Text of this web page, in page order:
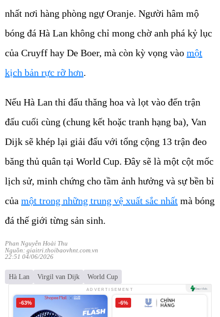
nhất nơi hàng phòng ngự Oranje. Người hâm mộ
bóng đá Hà Lan không chỉ mong chờ anh phá kỷ lục
của Cruyff hay De Boer, mà còn kỳ vọng vào một
kịch bản rực rỡ hơn.
Nếu Hà Lan thi đấu thăng hoa và lọt vào đến trận
đấu cuối cùng (chung kết hoặc tranh hạng ba), Van
Dijk sẽ khép lại giải đấu với tổng cộng 13 trận đeo
băng thủ quân tại World Cup. Đây sẽ là một cột mốc
lịch sử, minh chứng cho tầm ảnh hưởng và sự bền bỉ
của một trong những trung vệ xuất sắc nhất mà bóng
đá thế giới từng sản sinh.
Phan Nguyễn Hoài Thu
Nguồn: giaitri.thoibaovhnt.com.vn
22:51 04/06/2026
Hà Lan Virgil van Dijk World Cup
ADVERTISEMENT
-63% -6%